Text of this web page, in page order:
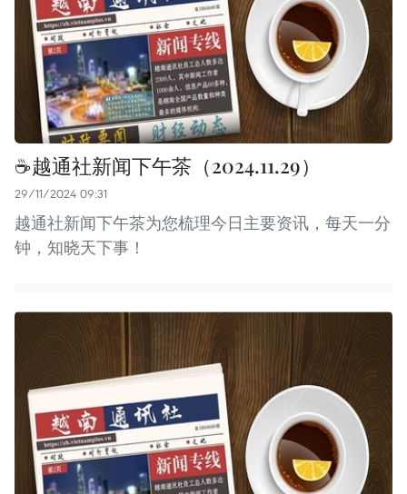
☕️越通社新闻下午茶（2024.11.29）
29/11/2024 09:31
越通社新闻下午茶为您梳理今日主要资讯，每天一分
钟，知晓天下事！